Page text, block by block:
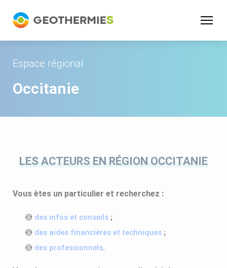
Espace régional
Occitanie
LES ACTEURS EN RÉGION OCCITANIE
Vous êtes un particulier et recherchez :
des infos et conseils ;
des aides financières et techniques ;
des professionnels.